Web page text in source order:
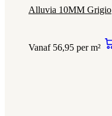
Alluvia 10MM Grigio
Vanaf 56,95 per m²